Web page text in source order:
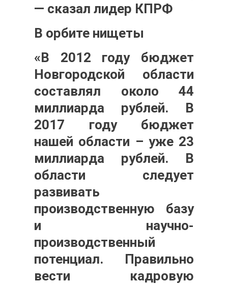
— сказал лидер КПРФ
В орбите нищеты
«В 2012 году бюджет
Новгородской области
составлял около 44
миллиарда рублей. В
2017 году бюджет
нашей области – уже 23
миллиарда рублей. В
области следует
развивать
производственную базу
и научно-
производственный
потенциал. Правильно
вести кадровую